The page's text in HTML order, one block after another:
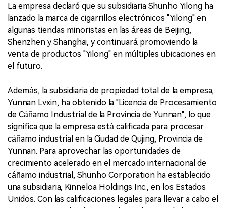
La empresa declaró que su subsidiaria Shunho Yilong ha
lanzado la marca de cigarrillos electrónicos "Yilong" en
algunas tiendas minoristas en las áreas de Beijing,
Shenzhen y Shanghai, y continuará promoviendo la
venta de productos "Yilong" en múltiples ubicaciones en
el futuro.
Además, la subsidiaria de propiedad total de la empresa,
Yunnan Lvxin, ha obtenido la "Licencia de Procesamiento
de Cáñamo Industrial de la Provincia de Yunnan", lo que
significa que la empresa está calificada para procesar
cáñamo industrial en la Ciudad de Qujing, Provincia de
Yunnan. Para aprovechar las oportunidades de
crecimiento acelerado en el mercado internacional de
cáñamo industrial, Shunho Corporation ha establecido
una subsidiaria, Kinneloa Holdings Inc., en los Estados
Unidos. Con las calificaciones legales para llevar a cabo el